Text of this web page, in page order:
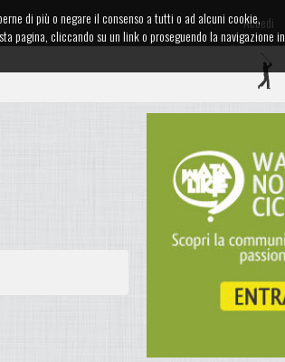
Accedi
di più o negare il consenso a tutti o ad alcuni cookie,
pagina, cliccando su un link o proseguendo la navigazione in